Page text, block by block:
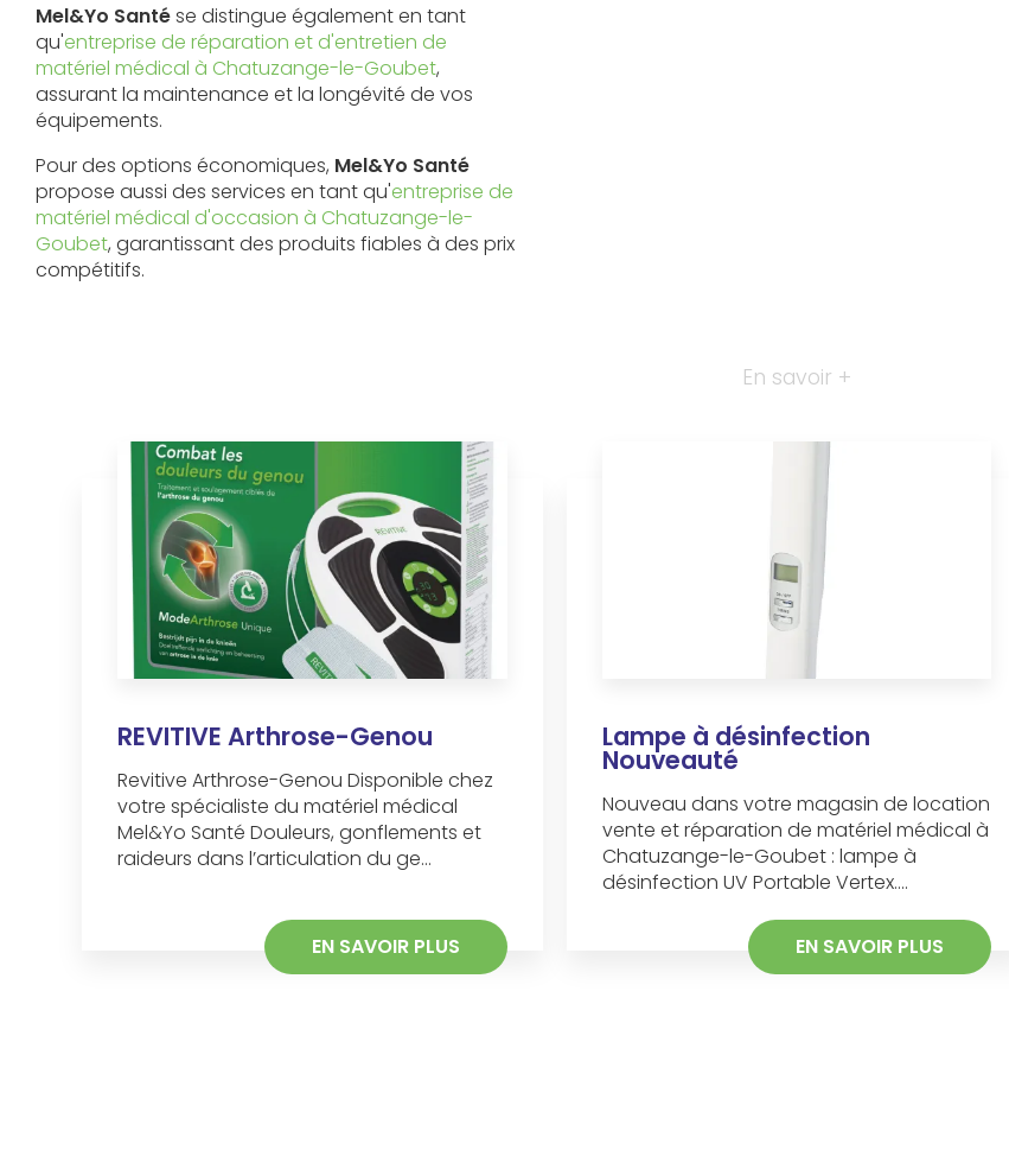
Mel&Yo Santése distingue également en tant
qu'entreprise de réparation et d'entretien de
matériel médical à Chatuzange-le-Goubet,
assurant la maintenance et la longévité de vos
équipements.
Pour des options économiques, Mel&Yo Santé
propose aussi des services en tant qu'entreprise de
matériel médical d'occasion à Chatuzange-le-
Goubet, garantissant des produits fiables à des prix
compétitifs.
En savoir +
REVITIVE Arthrose-Genou
Revitive Arthrose-Genou Disponible chez
votre spécialiste du matériel médical
Mel&Yo Santé Douleurs, gonflements et
raideurs dans l’articulation du ge...
EN SAVOIR PLUS
Lampe à désinfection
Nouveauté
Nouveau dans votre magasin de location
vente et réparation de matériel médical à
Chatuzange-le-Goubet : lampe à
désinfection UV Portable Vertex....
EN SAVOIR PLUS